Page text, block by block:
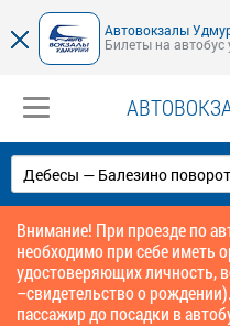
Автовокзалы
Билеты на автобус
Внимание! При проезде по
необходимо при себе иметь
удостоверяющих личность,
–свидетельство о
пассажир до посадки в